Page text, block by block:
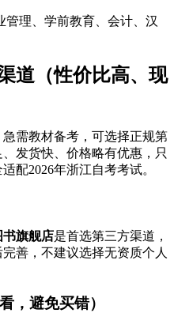
理、学前教育、会计、汉
道（性价比高、现
需教材备考，可选择正规第
发货快、价格略有优惠，只
配2026年浙江自考考试。
书旗舰店是首选第三方渠道，
善，不建议选择无资质个人
，避免买错）